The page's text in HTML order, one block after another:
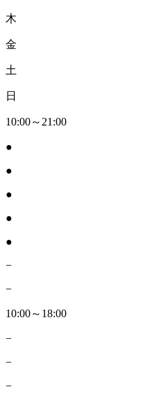
木
金
土
日
10:00～21:00
●
●
●
●
●
−
−
10:00～18:00
−
−
−